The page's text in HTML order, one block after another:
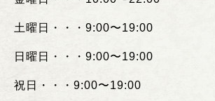
土曜日・・・ 9:00〜19:00
日曜日・・・ 9:00〜19:00
祝日・・・ 9:00〜19:00